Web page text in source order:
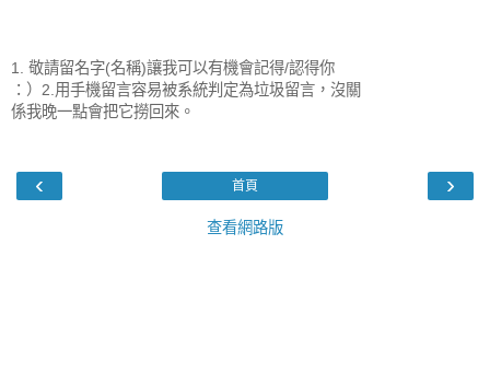
1. 敬請留名字(名稱)讓我可以有機會記得/認得你
：）2.用手機留言容易被系統判定為垃圾留言，沒關
係我晚一點會把它撈回來。
‹ ›
首頁
查看網路版